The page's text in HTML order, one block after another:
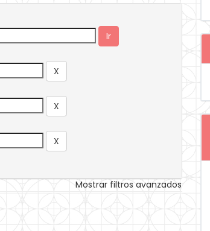
Mostrar filtros avanzados